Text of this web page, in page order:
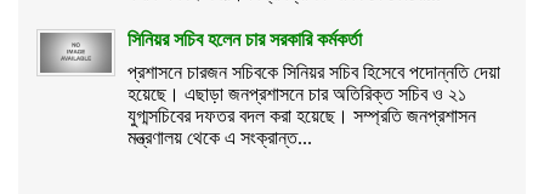
সিনিয়র সচিব হলেন চার সরকারি কর্মকর্তা
প্রশাসনে চারজন সচিবকে সিনিয়র সচিব হিসেবে পদোন্নতি দেয়া
হয়েছে। এছাড়া জনপ্রশাসনে চার অতিরিক্ত সচিব ও ২১
যুগ্মসচিবের দফতর বদল করা হয়েছে। সম্প্রতি জনপ্রশাসন
মন্ত্রণালয় থেকে এ সংক্রান্ত...